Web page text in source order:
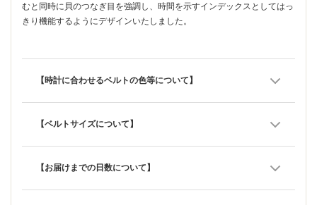
むと同時に貝のつなぎ目を強調し、時間を示すインデックスとしてはっ
きり機能するようにデザインいたしました。
【時計に合わせるベルトの色等について】
【ベルトサイズについて】
【お届けまでの日数について】